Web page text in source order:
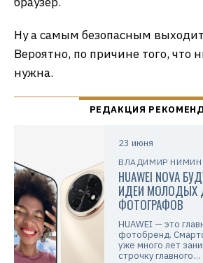
Ну а самым безопасным
Вероятно, по причине того, что
нужна.
23 июня
ВЛАДИМИР НИМИН
HUAWEI NOVA
ИДЕИ МОЛОДЫХ
ФОТОГРАФОВ
HUAWEI — это
фотобренд.
уже много лет
строчку главного…